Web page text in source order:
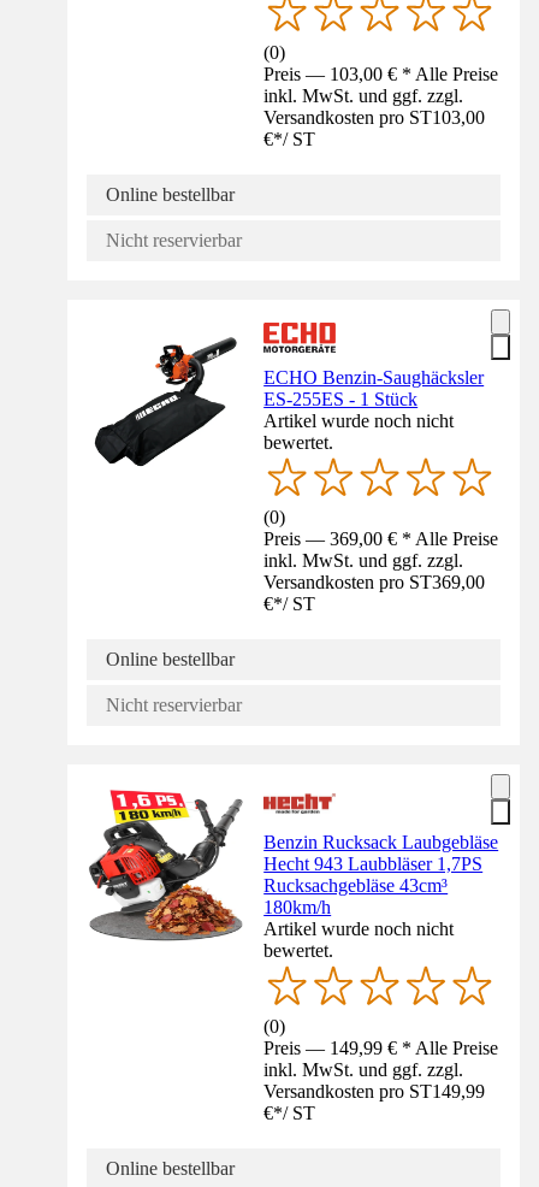
(0)
Preis — 103,00 € * Alle Preise
inkl. MwSt. und ggf. zzgl.
Versandkosten pro ST103,00
€*/ ST
Online bestellbar
Nicht reservierbar
ECHO Benzin-Saughäcksler
ES-255ES - 1 Stück
Artikel wurde noch nicht
bewertet.
(0)
Preis — 369,00 € * Alle Preise
inkl. MwSt. und ggf. zzgl.
Versandkosten pro ST369,00
€*/ ST
Online bestellbar
Nicht reservierbar
Benzin Rucksack Laubgebläse
Hecht 943 Laubbläser 1,7PS
Rucksachgebläse 43cm³
180km/h
Artikel wurde noch nicht
bewertet.
(0)
Preis — 149,99 € * Alle Preise
inkl. MwSt. und ggf. zzgl.
Versandkosten pro ST149,99
€*/ ST
Online bestellbar